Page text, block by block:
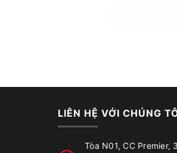
LIÊN HỆ VỚI CHÚNG
Tòa N01, CC Premier,